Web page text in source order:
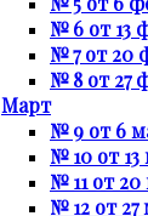
№ 6 от 13
№ 7 от 20
№ 8 от 27
Март
№ 9 от 6
№ 10 от 13
№ 11 от 20
№ 12 от 27